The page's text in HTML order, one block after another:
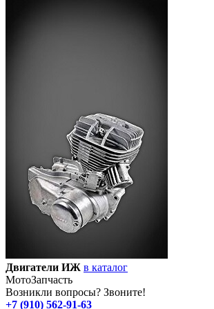
Двигатели ИЖ в каталог
МотоЗапчасть
Возникли вопросы? Звоните!
+7 (910) 562-91-63